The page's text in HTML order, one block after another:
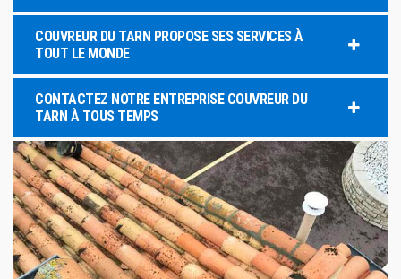
COUVREUR DU TARN PROPOSE SES SERVICES À
TOUT LE MONDE
CONTACTEZ NOTRE ENTREPRISE COUVREUR DU
TARN À TOUS TEMPS